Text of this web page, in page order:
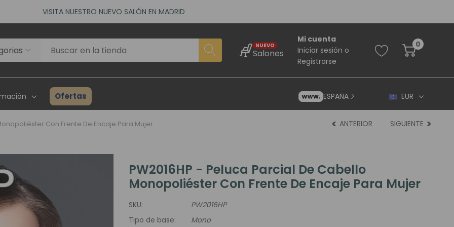
ACCEDE A NUESTROS DESCUENTOS DE BIENVENIDA
NUEVO
Salones
Mi cuenta
Iniciar sesión o
Registrarse
0
Asociados
Profesional
Creadores Superhair
Proyecto Solidario
Inventario
Consulta Para Principiantes
Ofertas ESPAÑA EUR
Con Frente De Encaje Para Mujer ANTERIOR SIGUIENTE
PW2016HP - Peluca Parcial De Cabello
Monopoliéster Con Frente De Encaje Para Mujer
SKU:
PW2016HP
Tipo de base:
Mono